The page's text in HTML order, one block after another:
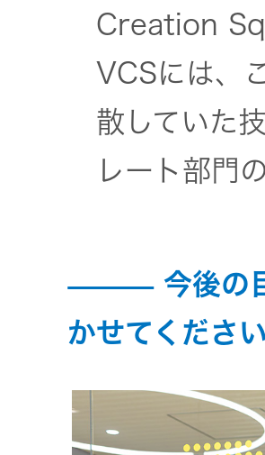
Creation
VCSには、
散していた
レート部門
今後の
かせてください